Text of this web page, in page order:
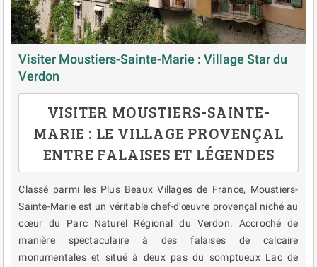
Visiter Moustiers-Sainte-Marie : Village Star du
Verdon
VISITER MOUSTIERS-SAINTE-
MARIE : LE VILLAGE PROVENÇAL
ENTRE FALAISES ET LÉGENDES
Classé parmi les Plus Beaux Villages de France, Moustiers-
Sainte-Marie est un véritable chef-d'œuvre provençal niché au
cœur du Parc Naturel Régional du Verdon. Accroché de
manière spectaculaire à des falaises de calcaire
monumentales et situé à deux pas du somptueux Lac de